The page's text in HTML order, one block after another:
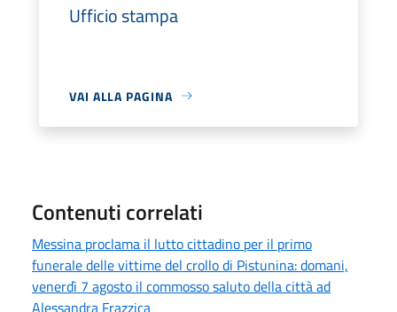
Ufficio stampa
VAI ALLA PAGINA
Contenuti correlati
Messina proclama il lutto cittadino per il primo
funerale delle vittime del crollo di Pistunina: domani,
venerdì 7 agosto il commosso saluto della città ad
Alessandra Frazzica